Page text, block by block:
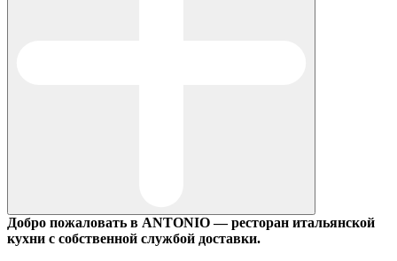
Добро пожаловать в ANTONIO — ресторан итальянской
кухни с собственной службой доставки.